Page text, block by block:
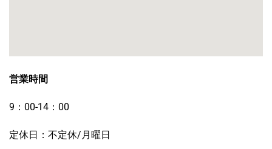
営業時間
9：00-14：00
定休日：不定休/月曜日